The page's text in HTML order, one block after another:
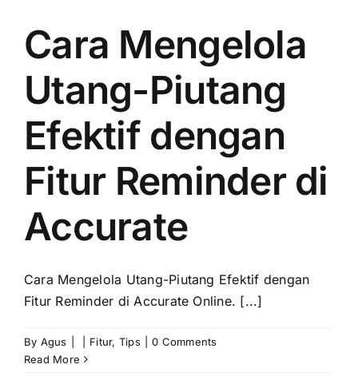
Cara Mengelola
Utang-Piutang
Efektif dengan
Fitur Reminder di
Accurate
Cara Mengelola Utang-Piutang Efektif dengan
Fitur Reminder di Accurate Online. [...]
By Agus Fitur, Tips
0 Comments
Read More